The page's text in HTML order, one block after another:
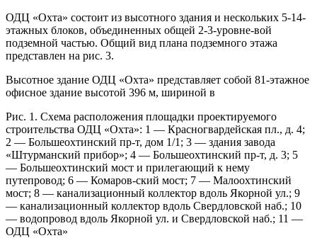
ОДЦ «Охта» состоит из высотного здания и нескольких 5-14-
этажных блоков, объединенных общей 2-3-уровне-вой
подземной частью. Общий вид плана подземного этажа
представлен на рис. 3.
Высотное здание ОДЦ «Охта» представляет собой 81-этажное
офисное здание высотой 396 м, шириной в
Рис. 1. Схема расположения площадки проектируемого
строительства ОДЦ «Охта»: 1 — Красногвардейская пл., д. 4;
2 — Большеохтинский пр-т, дом 1/1; 3 — здания завода
«Штурманский прибор»; 4 — Большеохтинский пр-т, д. 3; 5
— Большеохтинский мост и прилегающий к нему
путепровод; 6 — Комаров-ский мост; 7 — Малоохтинский
мост; 8 — канализационный коллектор вдоль Якорной ул.; 9
— канализационный коллектор вдоль Свердловской наб.; 10
— водопровод вдоль Якорной ул. и Свердловской наб.; 11 —
ОДЦ «Охта»